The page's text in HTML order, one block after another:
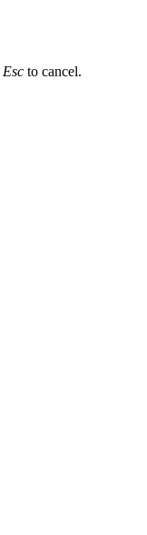
Esc to cancel.